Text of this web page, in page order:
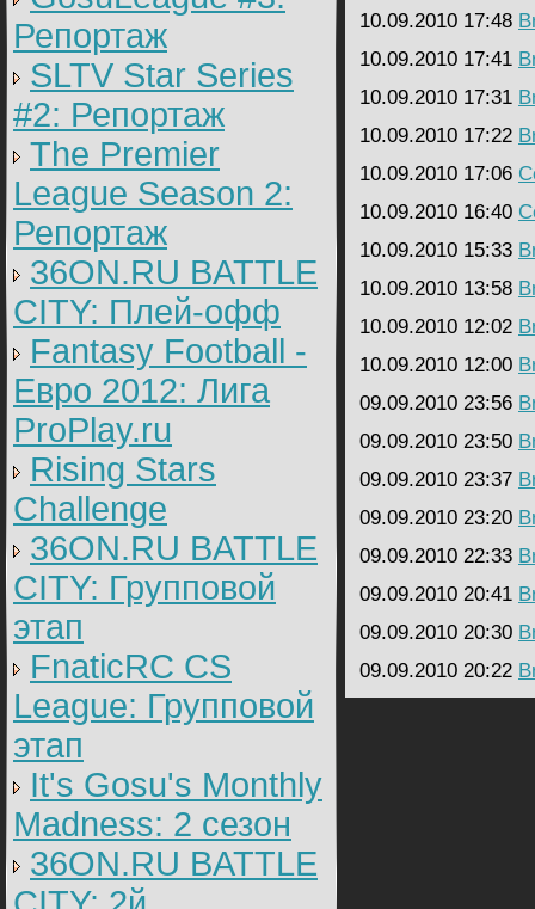
Репортаж
SLTV Star Series
#2: Репортаж
The Premier
League Season 2:
Репортаж
36ON.RU BATTLE
CITY: Плей-офф
Fantasy Football -
Евро 2012: Лига
ProPlay.ru
Rising Stars
Challenge
36ON.RU BATTLE
CITY: Групповой
этап
FnaticRC CS
League: Групповой
этап
It's Gosu's Monthly
Madness: 2 сезон
36ON.RU BATTLE
10.09.2010 17:48
10.09.2010 17:41
10.09.2010 17:31
10.09.2010 17:22
10.09.2010 17:06
10.09.2010 16:40
10.09.2010 15:33
10.09.2010 13:58
10.09.2010 12:02
10.09.2010 12:00
09.09.2010 23:56
09.09.2010 23:50
09.09.2010 23:37
09.09.2010 23:20
09.09.2010 22:33
09.09.2010 20:41
09.09.2010 20:30
09.09.2010 20:22